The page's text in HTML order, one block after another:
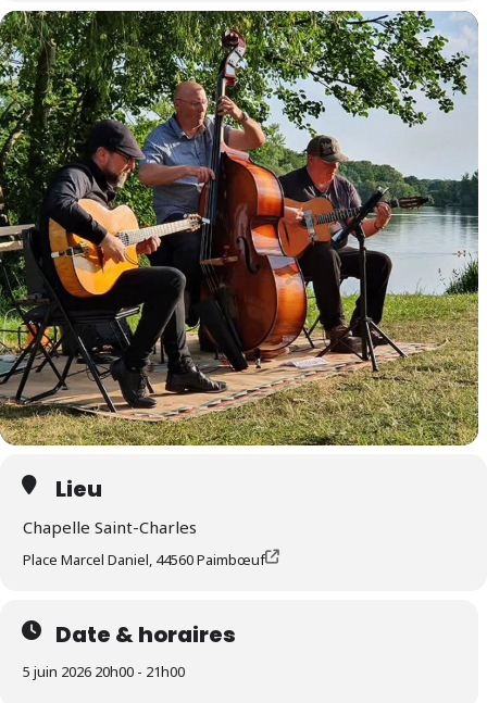
Lieu
Chapelle Saint-Charles
Place Marcel Daniel, 44560 Paimbœuf
Date & horaires
5 juin 2026 20h00 - 21h00